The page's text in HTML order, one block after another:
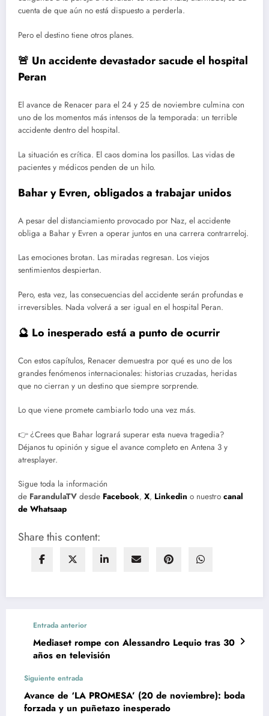
cuenta de que aún no está dispuesto a perderla.
Pero el destino tiene otros planes.
🚨 Un accidente devastador sacude el hospital
Peran
El avance de Renacer para el 24 y 25 de noviembre culmina con
uno de los momentos más intensos de la temporada: un terrible
accidente dentro del hospital.
La situación es crítica. El caos domina los pasillos. Las vidas de
pacientes y médicos penden de un hilo.
Bahar y Evren, obligados a trabajar unidos
A pesar del distanciamiento provocado por Naz, el accidente
obliga a Bahar y Evren a operar juntos en una carrera contrarreloj.
Las emociones brotan. Las miradas regresan. Los viejos
sentimientos despiertan.
Pero, esta vez, las consecuencias del accidente serán profundas e
irreversibles. Nada volverá a ser igual en el hospital Peran.
🔮 Lo inesperado está a punto de ocurrir
Con estos capítulos, Renacer demuestra por qué es uno de los
grandes fenómenos internacionales: historias cruzadas, heridas
que no cierran y un destino que siempre sorprende.
Lo que viene promete cambiarlo todo una vez más.
👉 ¿Crees que Bahar logrará superar esta nueva tragedia?
Déjanos tu opinión y sigue el avance completo en Antena 3 y
atresplayer.
Sigue toda la información
de FarandulaTV desde Facebook, X, Linkedin o nuestro canal
de Whatsaap
Share this content:
Entrada anterior
Mediaset rompe con Alessandro Lequio tras 30
años en televisión
Siguiente entrada
Avance de ‘LA PROMESA’ (20 de noviembre): boda
forzada y un puñetazo inesperado